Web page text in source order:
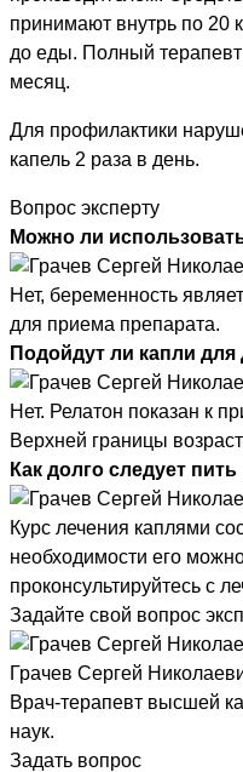
принимают внутрь по 20
до еды. Полный
месяц.
Для профилактики
капель 2 раза в день.
Вопрос эксперту
Можно ли
Нет, беременность
для приема препарата.
Подойдут ли капли для
Нет. Релатон показан к
Верхней границы
Как долго следует
Курс лечения каплями
необходимости его
проконсультируйтесь с
Задайте свой вопрос
Грачев Сергей
Врач-терапевт высшей
наук.
Задать вопрос